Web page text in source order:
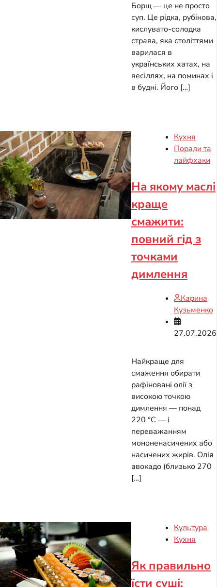
Борщ — це не просто
суп. Це рідка, рубінова,
кислувато-солодка
страва, яка століттями
варилася в
українських хатах, на
весіллях, на поминах і
в будні. Його […]
Кухня
Поради та
лайфхаки
На якому маслі
краще
смажити:
повний гід з
точками
димлення
Карина
Кузьменко
27.07.2026
Найкраще для
смаження обирати
рафіновані олії з
високою точкою
димлення — понад
220 °C — і
переважанням
мононенасичених або
насичених жирів. Олія
авокадо (близько 270
[…]
Культура
Кухня
Як правильно
їсти суші: